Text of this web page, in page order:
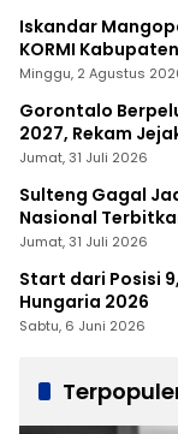
Iskandar
KORMI
Minggu, 2 Agustus
Gorontalo
2027, Rekam
Jumat, 31 Juli 2026
Sulteng Gagal
Nasional
Jumat, 31 Juli 2026
Start dari Posisi
Hungaria 2026
Sabtu, 6 Juni 2026